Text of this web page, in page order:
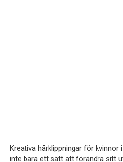
Kreativa hårklippningar för
inte bara ett sätt att förändra sitt